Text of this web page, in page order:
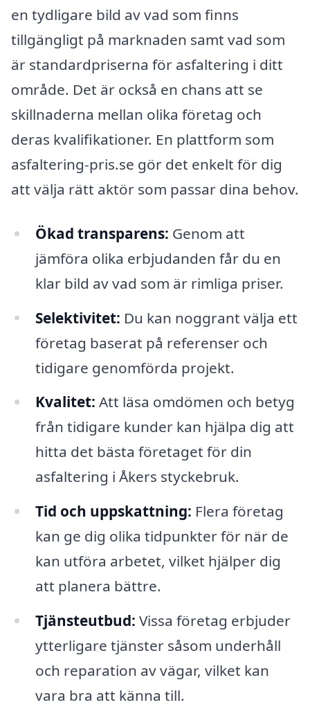
en tydligare bild av vad som finns
tillgängligt på marknaden samt vad som
är standardpriserna för asfaltering i ditt
område. Det är också en chans att se
skillnaderna mellan olika företag och
deras kvalifikationer. En plattform som
asfaltering-pris.se gör det enkelt för dig
att välja rätt aktör som passar dina behov.
Ökad transparens: Genom att
jämföra olika erbjudanden får du en
klar bild av vad som är rimliga priser.
Selektivitet: Du kan noggrant välja ett
företag baserat på referenser och
tidigare genomförda projekt.
Kvalitet: Att läsa omdömen och betyg
från tidigare kunder kan hjälpa dig att
hitta det bästa företaget för din
asfaltering i Åkers styckebruk.
Tid och uppskattning: Flera företag
kan ge dig olika tidpunkter för när de
kan utföra arbetet, vilket hjälper dig
att planera bättre.
Tjänsteutbud: Vissa företag erbjuder
ytterligare tjänster såsom underhåll
och reparation av vägar, vilket kan
vara bra att känna till.